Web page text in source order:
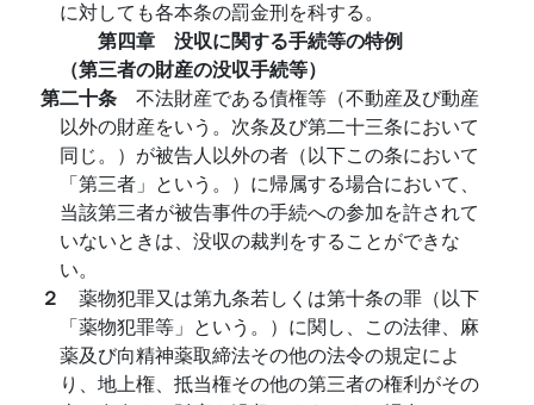
に対しても各本条の罰金刑を科する。
第四章 没収に関する手続等の特例
（第三者の財産の没収手続等）
第二十条 不法財産である債権等（不動産及び動産
以外の財産をいう。次条及び第二十三条において
同じ。）が被告人以外の者（以下この条において
「第三者」という。）に帰属する場合において、
当該第三者が被告事件の手続への参加を許されて
いないときは、没収の裁判をすることができな
い。
２ 薬物犯罪又は第九条若しくは第十条の罪（以下
「薬物犯罪等」という。）に関し、この法律、麻
薬及び向精神薬取締法その他の法令の規定によ
り、地上権、抵当権その他の第三者の権利がその